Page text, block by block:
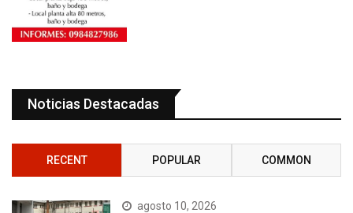
Noticias Destacadas
RECENT POPULAR COMMON
agosto 10, 2026